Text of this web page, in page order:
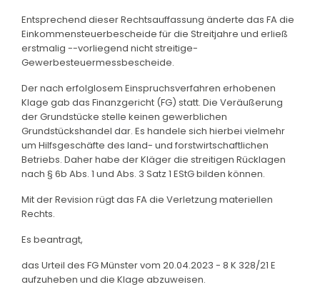
Entsprechend dieser Rechtsauffassung änderte das FA die
Einkommensteuerbescheide für die Streitjahre und erließ
erstmalig --vorliegend nicht streitige-
Gewerbesteuermessbescheide.
Der nach erfolglosem Einspruchsverfahren erhobenen
Klage gab das Finanzgericht (FG) statt. Die Veräußerung
der Grundstücke stelle keinen gewerblichen
Grundstückshandel dar. Es handele sich hierbei vielmehr
um Hilfsgeschäfte des land- und forstwirtschaftlichen
Betriebs. Daher habe der Kläger die streitigen Rücklagen
nach § 6b Abs. 1 und Abs. 3 Satz 1 EStG bilden können.
Mit der Revision rügt das FA die Verletzung materiellen
Rechts.
Es beantragt,
das Urteil des FG Münster vom 20.04.2023 - 8 K 328/21 E
aufzuheben und die Klage abzuweisen.